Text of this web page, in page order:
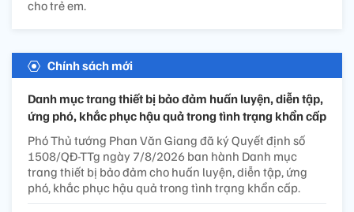
cho trẻ em.
Chính sách mới
Danh mục trang thiết bị bảo đảm huấn luyện, diễn tập,
ứng phó, khắc phục hậu quả trong tình trạng khẩn cấp
Phó Thủ tướng Phan Văn Giang đã ký Quyết định số
1508/QĐ-TTg ngày 7/8/2026 ban hành Danh mục
trang thiết bị bảo đảm cho huấn luyện, diễn tập, ứng
phó, khắc phục hậu quả trong tình trạng khẩn cấp.